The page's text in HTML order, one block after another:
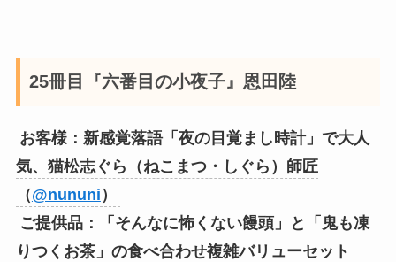
25冊目『六番目の小夜子』恩田陸
お客様：新感覚落語「夜の目覚まし時計」で大人
気、猫松志ぐら（ねこまつ・しぐら）師匠
（@nununi）
ご提供品：「そんなに怖くない饅頭」と「鬼も凍
りつくお茶」の食べ合わせ複雑バリューセット